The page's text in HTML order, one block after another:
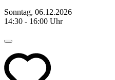
Sonntag, 06.12.2026
14:30 - 16:00 Uhr